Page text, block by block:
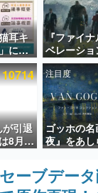
企画書
リエイターの方々に
トする企画（ゲーム
いてはいけない。『
短編ホラー小説集です。
訊く
ジタルゲーム市場を
彼らのルーツと情熱を
代の作家たち
大な影響を受けた作家
耳キ
に視
違法
含め
『ファイ
ベレーシ
26日早朝
メイクシ
「
ナイトラ
の浜口直
10714
引退
8月9
注目度
ゴッホの
夜』をあ
ッグなど
り2日間限
ーブデー